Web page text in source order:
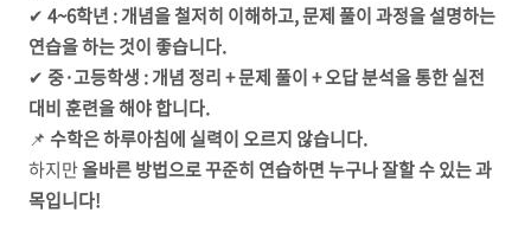
✔ 4~6학년 : 개념을 철저히 이해하고, 문제 풀이 과정을 설명하는
연습을 하는 것이 좋습니다.
✔ 중·고등학생 : 개념 정리 + 문제 풀이 + 오답 분석을 통한 실전
대비 훈련을 해야 합니다.
📌 수학은 하루아침에 실력이 오르지 않습니다.
하지만올바른 방법으로 꾸준히 연습하면 누구나 잘할 수 있는 과
목입니다!